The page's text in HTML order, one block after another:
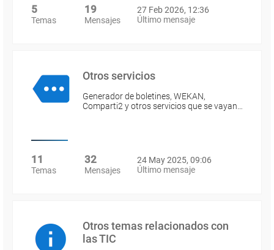
5
Temas
19
Mensajes
27 Feb 2026, 12:36
Último mensaje
Otros servicios
Generador de boletines, WEKAN,
Comparti2 y otros servicios que se vayan…
11
Temas
32
Mensajes
24 May 2025, 09:06
Último mensaje
Otros temas relacionados con
las TIC